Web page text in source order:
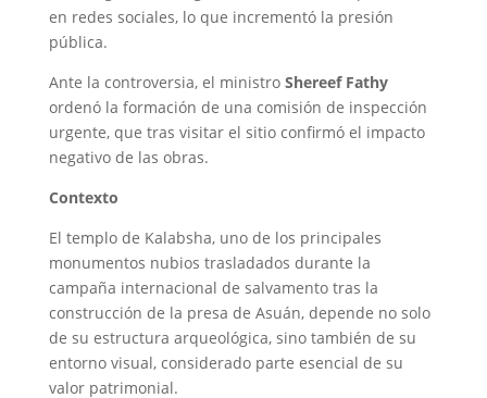
en redes sociales, lo que incrementó la presión
pública.
Ante la controversia, el ministro Shereef Fathy
ordenó la formación de una comisión de inspección
urgente, que tras visitar el sitio confirmó el impacto
negativo de las obras.
Contexto
El templo de Kalabsha, uno de los principales
monumentos nubios trasladados durante la
campaña internacional de salvamento tras la
construcción de la presa de Asuán, depende no solo
de su estructura arqueológica, sino también de su
entorno visual, considerado parte esencial de su
valor patrimonial.